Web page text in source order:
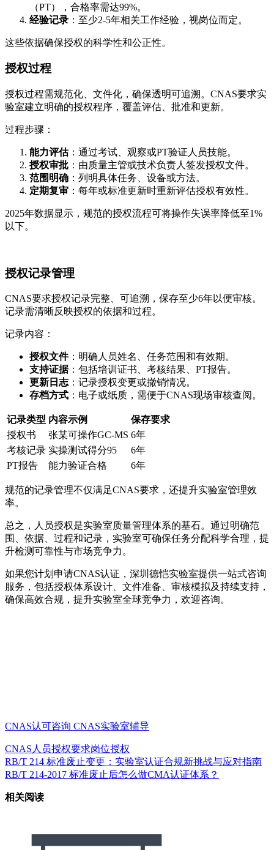
（PT），合格率需达99%。
经验记录 ：至少2-5年相关工作经验，视岗位而定。
这些依据确保授权的科学性和公正性。
授权过程
授权过程需规范化、文件化，确保透明可追溯。CNAS要求实
验室建立明确的授权程序，覆盖评估、批准和更新。
过程步骤：
能力评估：通过考试、观察或PT验证人员技能。
授权审批 ：由质量主管或技术负责人签发授权文件。
范围明确 ：列明具体任务、设备或方法。
定期复审 ：每年或标准更新时重新评估授权有效性。
2025年数据显示，规范的授权流程可将操作失误率降低至1%
以下。
授权记录管理
CNAS要求授权记录完整、可追溯，保存至少6年以便审核。
记录需清晰反映授权的依据和过程。
记录内容：
授权文件：明确人员姓名、任务范围和有效期。
支持证据：包括培训证书、考核结果、PT报告。
更新日志 ：记录授权变更或撤销情况。
存档方式 ：电子或纸质，需便于CNAS现场审核查阅。
记录类型 内容示例
保存要求
授权书
张某可操作GC-MS 6年
考核记录 实操测试得分95
6年
PT报告
能力验证合格 6年
规范的记录管理不仅满足CNAS要求，还提升实验室管理效
率。
总之，人员授权是实验室质量管理体系的基石。通过明确范
围、依据、过程和记录，实验室可确保任务分配科学合理，提
升检测可靠性与市场竞争力。
如果您计划申请CNAS认证，深圳德恺实验室提供一站式咨询
服务，包括授权体系设计、文件准备、审核模拟及持续支持，
确保高效合规，提升实验室全球竞争力，欢迎咨询。
CNAS认可咨询 CNAS实验室辅导
CNAS人员授权要求岗位授权
RB/T 214 标准废止变更：实验室认证合规新挑战与应对指南
RB/T 214-2017 标准废止后怎么做CMA认证体系？
相关阅读